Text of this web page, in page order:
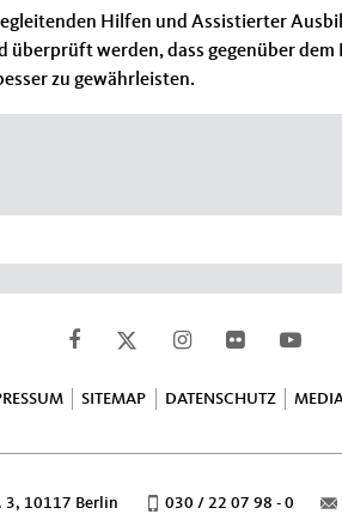
Hilfen und Assistierter
überprüft werden, dass gegenüber
zu gewährleisten.
SITEMAP DATENSCHUTZ
3, 10117 Berlin 030 / 22 07 98 - 0